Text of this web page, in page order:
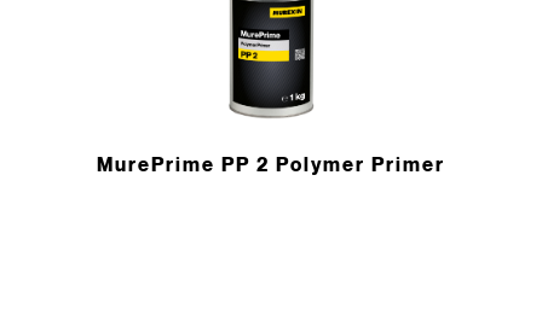
MurePrime PP 2 Polymer Primer